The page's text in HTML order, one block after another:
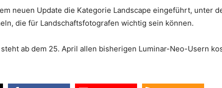
neuen Update die Kategorie Landscape eingeführt, unter
die für Landschaftsfotografen wichtig sein können.
steht ab dem 25. April allen bisherigen Luminar-Neo-Usern